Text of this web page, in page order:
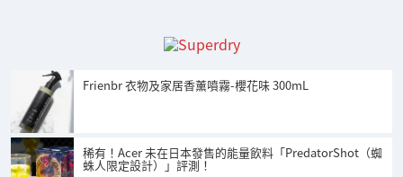
Frienbr 衣物及家居香薰噴霧-櫻花味 300mL
稀有！Acer 未在日本發售的能量飲料「PredatorShot（蜘
蛛人限定設計）」評測！